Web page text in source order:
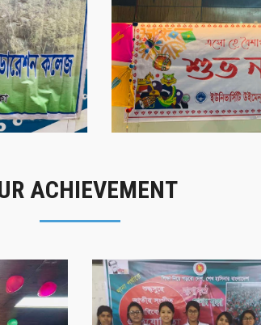
বাংলা নববর্ষ ১৪৩২
ACHIEVEMENT